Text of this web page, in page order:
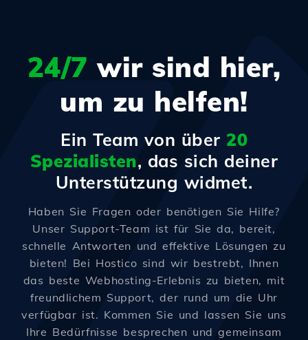
24/7 wir sind hier,
um zu helfen!
Ein Team von über 20
Spezialisten, das sich deiner
Unterstützung widmet.
Haben Sie Fragen oder benötigen Sie Hilfe?
Unser Support-Team ist für Sie da, bereit,
schnelle Antworten und effektive Lösungen zu
bieten! Bei Hostico sind wir bestrebt, Ihnen
das beste Webhosting-Erlebnis zu bieten, mit
freundlichem Support, der rund um die Uhr
verfügbar ist. Kommen Sie und lassen Sie uns
Ihre Bedürfnisse besprechen und gemeinsam